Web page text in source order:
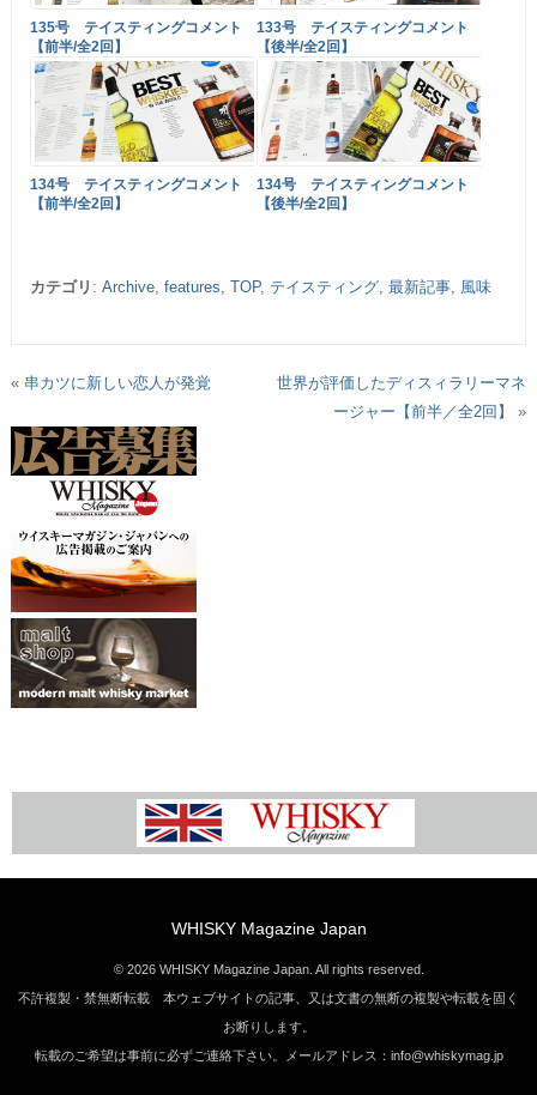
135号 テイスティングコメント
【前半/全2回】
133号 テイスティングコメント
【後半/全2回】
134号 テイスティングコメント
【前半/全2回】
134号 テイスティングコメント
【後半/全2回】
カテゴリ : Archive, features TOP, テイスティング, 最新記事, 風味
« 串カツに新しい恋人が発覚
世界が評価したディスィラリーマネ
ージャー【前半／全2回】
»
WHISKY Magazine Japan
© 2026 WHISKY Magazine Japan. All rights reserved.
不許複製・禁無断転載 本ウェブサイトの記事、又は文書の無断の複製や転載を固く
お断りします。
転載のご希望は事前に必ずご連絡下さい。メールアドレス：info@whiskymag.jp